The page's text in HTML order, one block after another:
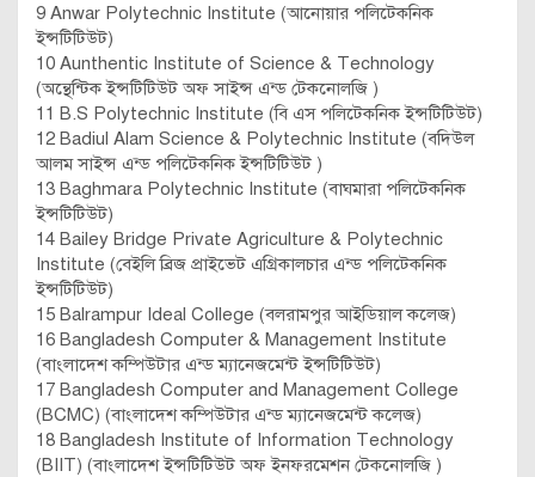
9 Anwar Polytechnic Institute (আনোয়ার পলিটেকনিক
ইন্সটিটিউট)
10 Aunthentic Institute of Science & Technology
(অন্থেন্টিক ইন্সটিটিউট অফ সাইন্স এন্ড টেকনোলজি )
11 B.S Polytechnic Institute (বি এস পলিটেকনিক ইন্সটিটিউট)
12 Badiul Alam Science & Polytechnic Institute (বদিউল
আলম সাইন্স এন্ড পলিটেকনিক ইন্সটিটিউট )
13 Baghmara Polytechnic Institute (বাঘমারা পলিটেকনিক
ইন্সটিটিউট)
14 Bailey Bridge Private Agriculture & Polytechnic
Institute (বেইলি ব্রিজ প্রাইভেট এগ্রিকালচার এন্ড পলিটেকনিক
ইন্সটিটিউট)
15 Balrampur Ideal College (বলরামপুর আইডিয়াল কলেজ)
16 Bangladesh Computer & Management Institute
(বাংলাদেশ কম্পিউটার এন্ড ম্যানেজমেন্ট ইন্সটিটিউট)
17 Bangladesh Computer and Management College
(BCMC) (বাংলাদেশ কম্পিউটার এন্ড ম্যানেজমেন্ট কলেজ)
18 Bangladesh Institute of Information Technology
(BIIT) (বাংলাদেশ ইন্সটিটিউট অফ ইনফরমেশন টেকনোলজি )